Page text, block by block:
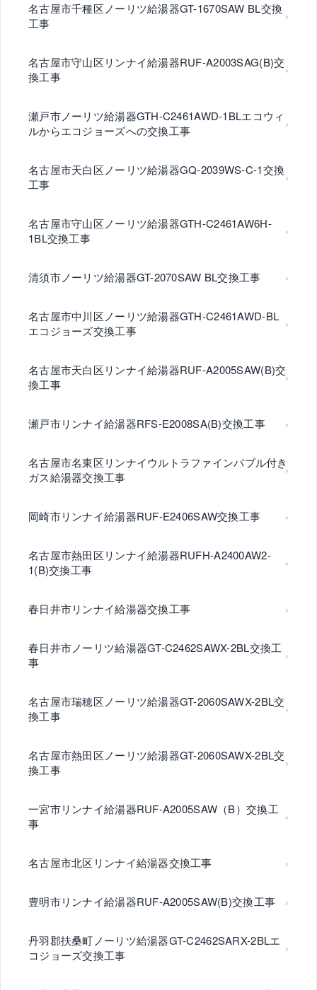
名古屋市千種区ノーリツ給湯器GT-1670SAW BL交換
工事
名古屋市守山区リンナイ給湯器RUF-A2003SAG(B)交
換工事
瀬戸市ノーリツ給湯器GTH-C2461AWD-1BLエコウィ
ルからエコジョーズへの交換工事
名古屋市天白区ノーリツ給湯器GQ-2039WS-C-1交換
工事
名古屋市守山区ノーリツ給湯器GTH-C2461AW6H-
1BL交換工事
清須市ノーリツ給湯器GT-2070SAW BL交換工事
名古屋市中川区ノーリツ給湯器GTH-C2461AWD-BL
エコジョーズ交換工事
名古屋市天白区リンナイ給湯器RUF-A2005SAW(B)交
換工事
瀬戸市リンナイ給湯器RFS-E2008SA(B)交換工事
名古屋市名東区リンナイウルトラファインバブル付き
ガス給湯器交換工事
岡崎市リンナイ給湯器RUF-E2406SAW交換工事
名古屋市熱田区リンナイ給湯器RUFH-A2400AW2-
1(B)交換工事
春日井市リンナイ給湯器交換工事
春日井市ノーリツ給湯器GT-C2462SAWX-2BL交換工
事
名古屋市瑞穂区ノーリツ給湯器GT-2060SAWX-2BL交
換工事
名古屋市熱田区ノーリツ給湯器GT-2060SAWX-2BL交
換工事
一宮市リンナイ給湯器RUF-A2005SAW（B）交換工
事
名古屋市北区リンナイ給湯器交換工事
豊明市リンナイ給湯器RUF-A2005SAW(B)交換工事
丹羽郡扶桑町ノーリツ給湯器GT-C2462SARX-2BLエ
コジョーズ交換工事